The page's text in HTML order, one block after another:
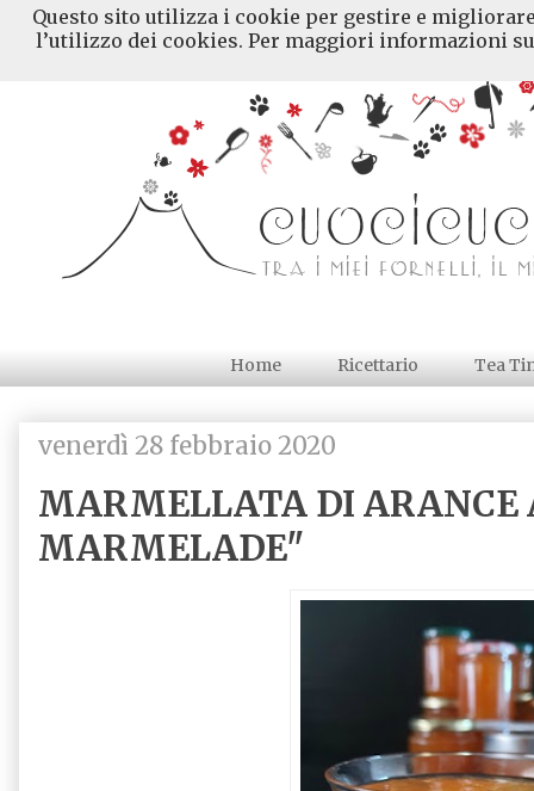
Home Ricettario Tea
venerdì 28 febbraio 2020
MARMELLATA DI ARANCE
MARMELADE"
Questo sito utilizza i cookie per gestire e
l’utilizzo dei cookies. Per maggiori informazioni